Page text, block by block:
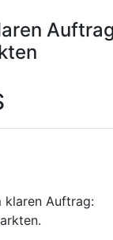
klaren Auftrag: